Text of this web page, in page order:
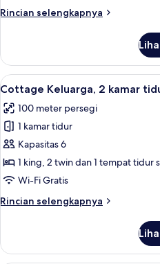
atau
Twin
pemandangan
halaman
Rincian selengkapnya
Rincian
Kamar
Double
atau
Comfort,
pemandangan
halaman
Lihat
semua
foto
untuk
Cottage
Keluarga,
2
tidur,
3
Cottage Keluarga, 2 kamar
100 meter persegi
1 kamar tidur
Kapasitas 6
1 king, 2 twin dan 1 tempat tidur
Wi-Fi Gratis
Rincian selengkapnya
Rincian
Cottage